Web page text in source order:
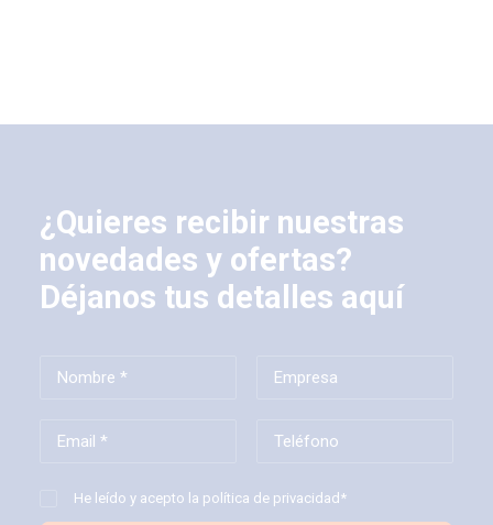
¿Quieres recibir nuestras
novedades y ofertas?
Déjanos tus detalles aquí
He leído y acepto la política de privacidad*